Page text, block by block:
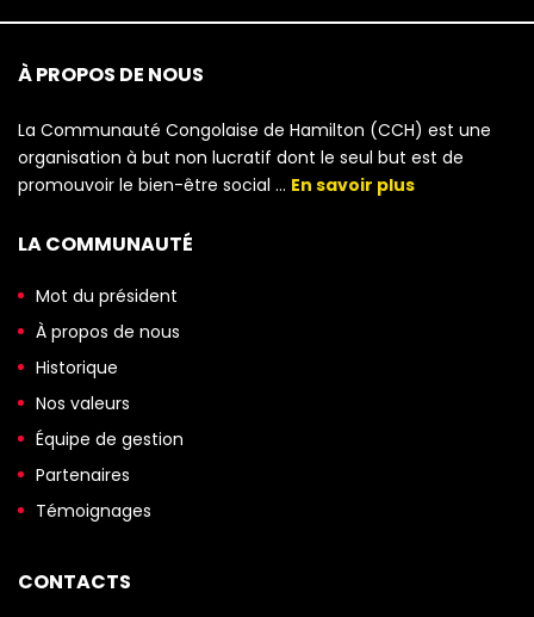
À PROPOS DE NOUS
La Communauté Congolaise de Hamilton (CCH) est une
organisation à but non lucratif dont le seul but est de
promouvoir le bien-être social … En savoir plus
LA COMMUNAUTÉ
Mot du président
À propos de nous
Historique
Nos valeurs
Équipe de gestion
Partenaires
Témoignages
CONTACTS